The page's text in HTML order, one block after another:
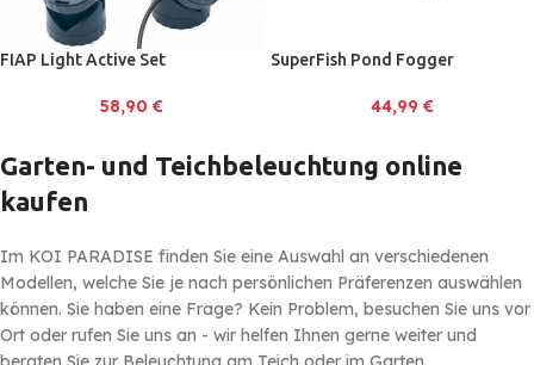
FIAP Light Active Set
58,90 €
SuperFish Pond Fogger
44,99 €
Garten- und Teichbeleuchtung online
kaufen
Im KOI PARADISE finden Sie eine Auswahl an verschiedenen
Modellen, welche Sie je nach persönlichen Präferenzen auswählen
können. Sie haben eine Frage? Kein Problem, besuchen Sie uns vor
Ort oder rufen Sie uns an - wir helfen Ihnen gerne weiter und